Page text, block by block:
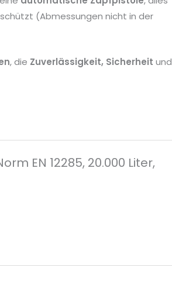
(Abmessungen nicht in der
, die Zuverlässigkeit, Sicherheit und
EN 12285, 20.000 Liter,